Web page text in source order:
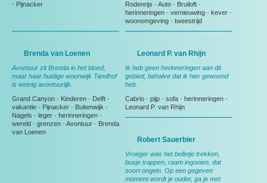
- Pijnacker
Rodenrijs -Auto - Bruiloft -
herinneringen - vernieuwing - kever -
woonomgeving - tweestrijd
Brenda van Loenen
Avontuur zit Brenda in het bloed,
maar haar huidige woonwijk Tandhof
is weinig avontuurlijk.
Grand Canyon - Kinderen - Delft -
vakantie - Pijnacker - Buitenwijk -
Nagels - leger - herinneringen -
wereld - grenzen -Avontuur - Brenda
van Loenen
Leonard P. van Rhijn
Ik heb geen herinneringen aan dit
gebied, behalve dat ik hier gewoond
heb.
Cabrio - pijp - sofa - herinneringen -
Leonard P. van Rhijn
Robert Sauerbier
Vroeger was het belletje trekken,
busje trappen, raam ingooien, dat
soort ongein. Op een gegeven
moment wordt je ouder, ga je met